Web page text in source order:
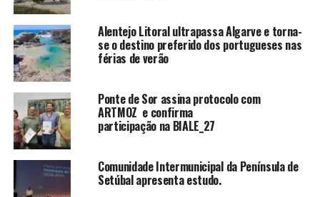
Alentejo Litoral ultrapassa Algarve e torna-
se o destino preferido dos portugueses nas
férias de verão
Ponte de Sor assina protocolo com
ARTMOZ e confirma
participação na BIALE_27
Comunidade Intermunicipal da Península de
Setúbal apresenta estudo.